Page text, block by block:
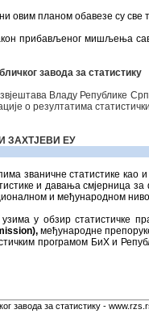
овим планом обавезе су све
прибављеног мишљења
завода за статистику
Владу Републике
о резултатима
ЗАХТЈЕВИ ЕУ
званичне статистике
и давања смјерница
и међународном
у обзир статистичке
међународне
програмом БиХ и
завода за статистику -